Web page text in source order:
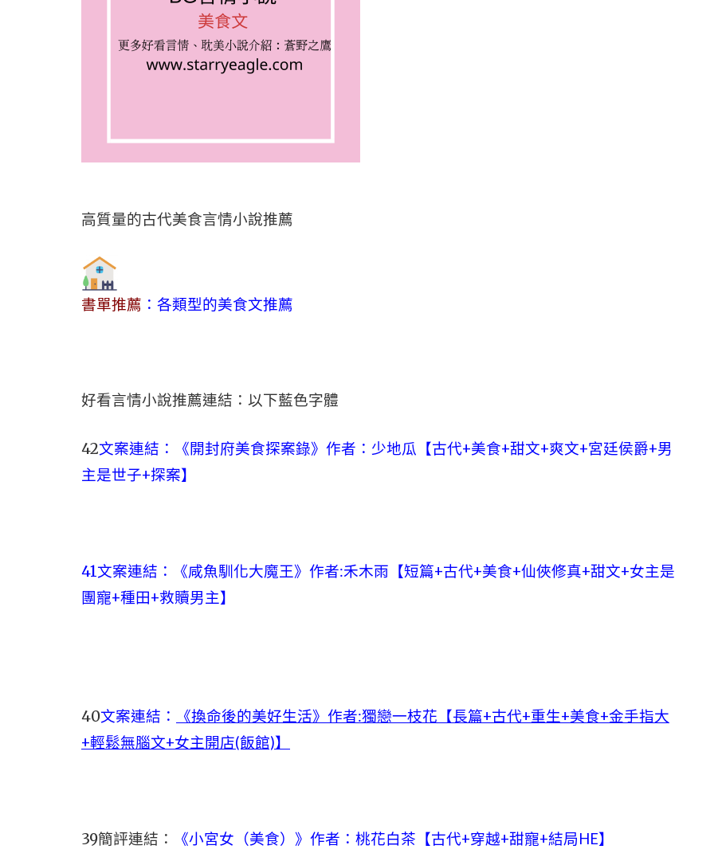
高質量的古代美食言情小說推薦
書單推薦 ：各類型的美食文推薦
好看言情小說推薦連結：以下藍色字體
42文案連結：
《開封府美食探案錄》作者：少地瓜【古代+美食+甜文+爽文+宮廷侯爵+男
主是世子+探案】
41文案連結：
《咸魚馴化大魔王》作者:禾木雨【短篇+古代+美食+仙俠修真+甜文+女主是
團寵+種田+救贖男主】
40文案連結：
《換命後的美好生活》作者:獨戀一枝花【長篇+古代+重生+美食+金手指大
+輕鬆無腦文+女主開店(飯館)】
39簡評連結： 《小宮女（美食）》作者：桃花白茶【古代+穿越+甜寵+結局HE】